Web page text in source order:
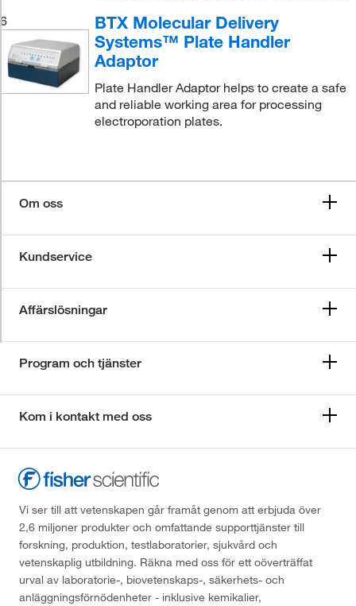
6
BTX Molecular Delivery
Systems™ Plate Handler
Adaptor
Plate Handler Adaptor helps to create a safe
and reliable working area for processing
electroporation plates.
Om oss
Kundservice
Affärslösningar
Program och tjänster
Kom i kontakt med oss
Vi ser till att vetenskapen går framåt genom att erbjuda över
2,6 miljoner produkter och omfattande supporttjänster till
forskning, produktion, testlaboratorier, sjukvård och
vetenskaplig utbildning. Räkna med oss för ett oöverträffat
urval av laboratorie-, biovetenskaps-, säkerhets- och
anläggningsförnödenheter - inklusive kemikalier,